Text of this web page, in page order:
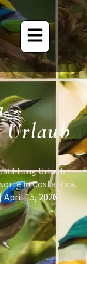
Urlaub
Urlaub
in Costa Rica.
April 15, 2026